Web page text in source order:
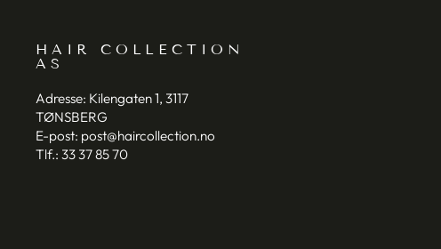
HAIR COLLECTION
AS
Adresse: Kilengaten 1, 3117
TØNSBERG
E-post: post@haircollection.no
Tlf.: 33 37 85 70